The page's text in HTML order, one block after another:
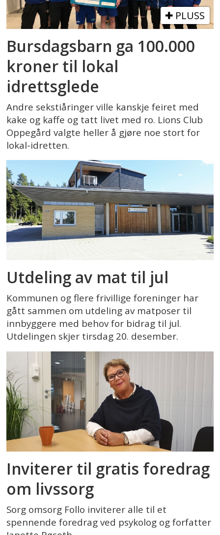
PLUSS
Bursdagsbarn ga 100.000
kroner til lokal
idrettsglede
Andre sekstiåringer ville kanskje feiret med
kake og kaffe og tatt livet med ro. Lions Club
Oppegård valgte heller å gjøre noe stort for
lokal-idretten.
Utdeling av mat til jul
Kommunen og flere frivillige foreninger har
gått sammen om utdeling av matposer til
innbyggere med behov for bidrag til jul.
Utdelingen skjer tirsdag 20. desember.
Inviterer til gratis foredrag
om livssorg
Sorg omsorg Follo inviterer alle til et
spennende foredrag ved psykolog og forfatter